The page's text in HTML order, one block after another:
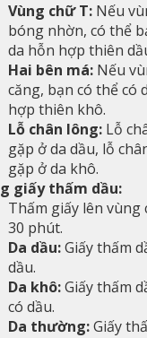
Vùng chữ T: Nếu
bóng nhờn, có thể
da hỗn hợp thiên
Hai bên má: Nếu
căng, bạn có thể có
hợp thiên khô.
Lỗ chân lông: Lỗ
gặp ở da dầu, lỗ
gặp ở da khô.
giấy thấm dầu:
Thấm giấy lên
30 phút.
Da dầu:Giấy thấm
dầu.
Da khô:Giấy thấm
có dầu.
Da thường:Giấy